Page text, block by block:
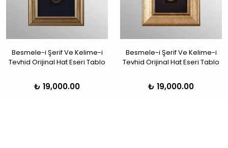
Besmele-i Şerif Ve Kelime-i
Tevhid Orijinal Hat Eseri Tablo
₺ 19,000.00
Besmele-i Şerif Ve Kelime-i
Tevhid Orijinal Hat Eseri Tablo
₺ 19,000.00